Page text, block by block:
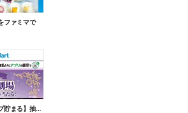
ファミマで
【ファミペイでスタンプ貯まる】抽選でペアチケットが当たる!